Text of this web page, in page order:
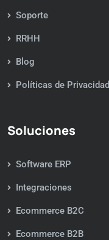
Soporte
RRHH
Blog
Políticas de Privacidad
Soluciones
Software ERP
Integraciones
Ecommerce B2C
Ecommerce B2B